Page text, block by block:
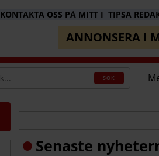
KONTAKTA OSS PÅ MITT I TIPSA
ANNONSERA I
SÖK
Senaste